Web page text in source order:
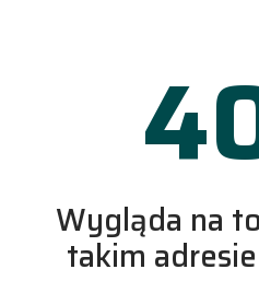
Wygląda na
takim